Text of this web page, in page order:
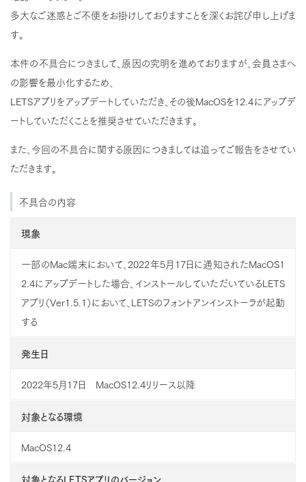
多大なご迷惑とご不便をお掛けしておりますことを深くお詫び申し上げま
す。
本件の不具合につきまして、原因の究明を進めておりますが、会員さまへ
の影響を最小化するため、
LETSアプリをアップデートしていただき、その後MacOSを12.4にアップデ
ートしていただくことを推奨させていただきます。
また、今回の不具合に関する原因につきましては追ってご報告をさせてい
ただきます。
不具合の内容
現象
一部のMac端末において、2022年5月17日に通知されたMacOS1
2.4にアップデートした場合、インストールしていただいているLETS
アプリ（Ver1.5.1）において、LETSのフォントアンインストーラが起動
する
発生日
2022年5月17日 MacOS12.4リリース以降
対象となる環境
MacOS12.4
対象となるLETSアプリのバージョン